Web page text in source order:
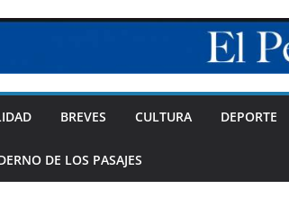
BREVES CULTURA DEPORTE
DE LOS PASAJES